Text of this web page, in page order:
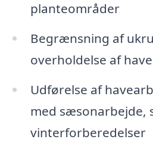
planteområder
Begrænsning af
overholdelse af
Udførelse af
med sæsonarbejde,
vinterforberedelser